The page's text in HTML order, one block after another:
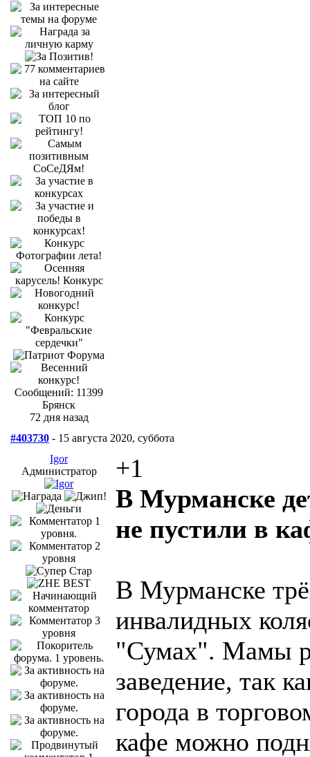
Сообщений: 11399
Брянск
72 дня назад
#403730 - 15 августа 2020, суббота
Igor
Администратор
+1
В Мурманске
не пустили в
В Мурманске
инвалидных
"Сумах". Мамы
заведение, так
города в
кафе можно